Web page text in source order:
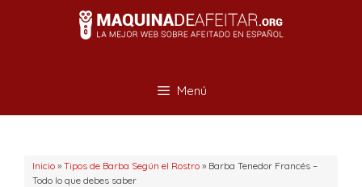
Menú
Inicio » Tipos de Barba Según el Rostro » Barba Tenedor Francés –
Todo lo que debes saber